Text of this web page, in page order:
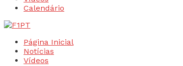
Calendário
Página Inicial
Notícias
Vídeos